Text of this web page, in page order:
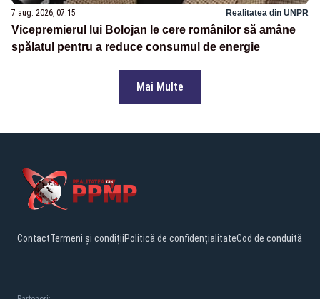
7 aug. 2026, 07:15 Realitatea din UNPR
Vicepremierul lui Bolojan le cere românilor să amâne
spălatul pentru a reduce consumul de energie
Mai Multe
ContactTermeni și condițiiPolitică de confidențialitateCod de conduită